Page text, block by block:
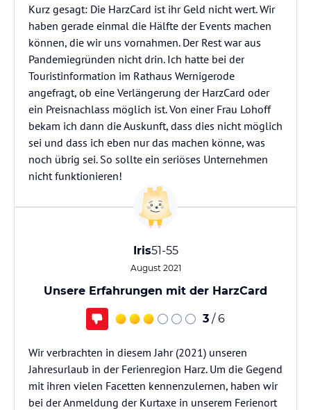
Kurz gesagt: Die HarzCard ist ihr Geld nicht wert. Wir
haben gerade einmal die Hälfte der Events machen
können, die wir uns vornahmen. Der Rest war aus
Pandemiegründen nicht drin. Ich hatte bei der
Touristinformation im Rathaus Wernigerode
angefragt, ob eine Verlängerung der HarzCard oder
ein Preisnachlass möglich ist. Von einer Frau Lohoff
bekam ich dann die Auskunft, dass dies nicht möglich
sei und dass ich eben nur das machen könne, was
noch übrig sei. So sollte ein seriöses Unternehmen
nicht funktionieren!
Iris51-55
August 2021
Unsere Erfahrungen mit der HarzCard
3 / 6
Wir verbrachten in diesem Jahr (2021) unseren
Jahresurlaub in der Ferienregion Harz. Um die Gegend
mit ihren vielen Facetten kennenzulernen, haben wir
bei der Anmeldung der Kurtaxe in unserem Ferienort